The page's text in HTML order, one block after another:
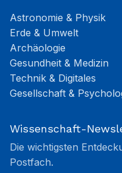
Astronomie & Physik
Erde & Umwelt
Archäologie
Gesundheit & Medizin
Technik & Digitales
Gesellschaft &
Wissenschaft-
Die wichtigsten
Postfach.